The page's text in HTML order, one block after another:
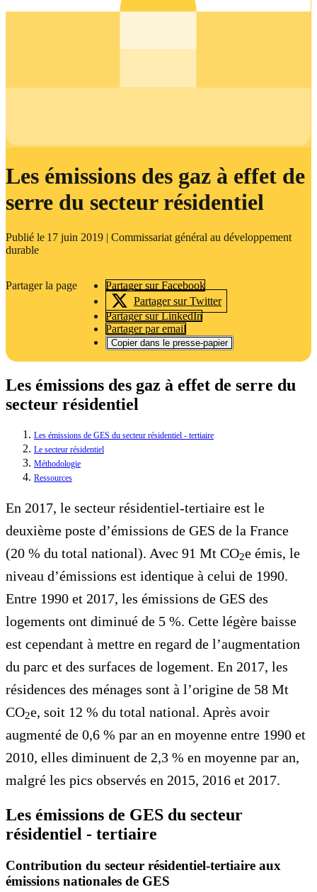
Les émissions des gaz à effet de
serre du secteur résidentiel
Publié le 17 juin 2019 | Commissariat général au développement
durable
Partager la page
Partager sur Facebook
Partager sur Twitter
Partager sur LinkedIn
Partager par email
Copier dans le presse-papier
Les émissions des gaz à effet de serre du
secteur résidentiel
Les émissions de GES du secteur résidentiel - tertiaire
Le secteur résidentiel
Méthodologie
Ressources
En 2017, le secteur résidentiel-tertiaire est le
deuxième poste d’émissions de GES de la France
(20 % du total national). Avec 91 Mt CO2e émis, le
niveau d’émissions est identique à celui de 1990.
Entre 1990 et 2017, les émissions de GES des
logements ont diminué de 5 %. Cette légère baisse
est cependant à mettre en regard de l’augmentation
du parc et des surfaces de logement. En 2017, les
résidences des ménages sont à l’origine de 58 Mt
CO2e, soit 12 % du total national. Après avoir
augmenté de 0,6 % par an en moyenne entre 1990 et
2010, elles diminuent de 2,3 % en moyenne par an,
malgré les pics observés en 2015, 2016 et 2017.
Les émissions de GES du secteur
résidentiel - tertiaire
Contribution du secteur résidentiel-tertiaire aux
émissions nationales de GES